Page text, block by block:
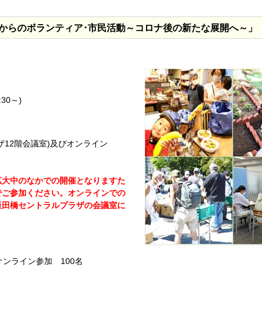
らのボランティア･市民活動～コロナ後の新たな展開へ～」
～)
12階会議室)及びオンライン
中のなかでの開催となりますた
参加ください。オンラインでの
橋セントラルプラザの会議室に
ライン参加 100名